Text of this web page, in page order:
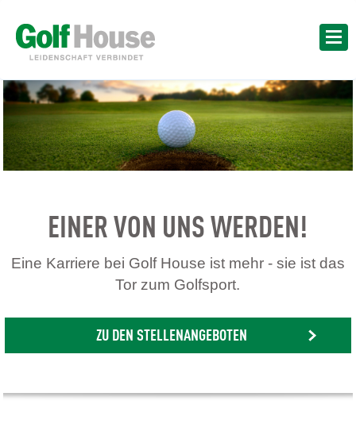
EINER VON UNS WERDEN!
Eine Karriere bei Golf House ist mehr - sie ist das
Tor zum Golfsport.
ZU DEN STELLENANGEBOTEN